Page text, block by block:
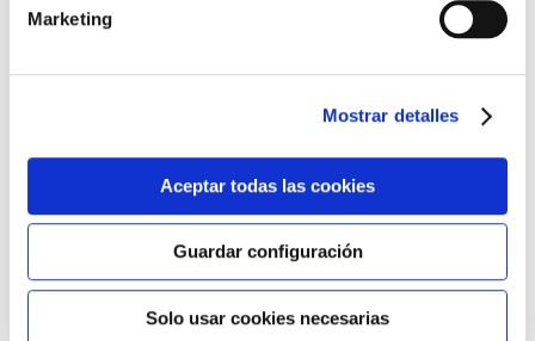
Marketing
Mostrar detalles
Aceptar todas las cookies
Guardar configuración
Solo usar cookies necesarias
barniz multiadherente en base agua. En zonas de
fuegos, se recomienda proteger con placas, silestone,
dado que el frotar en exceso dañaría el papel. Su
colocación es cola en la pared y tira en seco, sin
colocación es fácil rápida y sencilla.
Papel pintado calidad papel:
Formado por una capa de papel sobre un soporte de